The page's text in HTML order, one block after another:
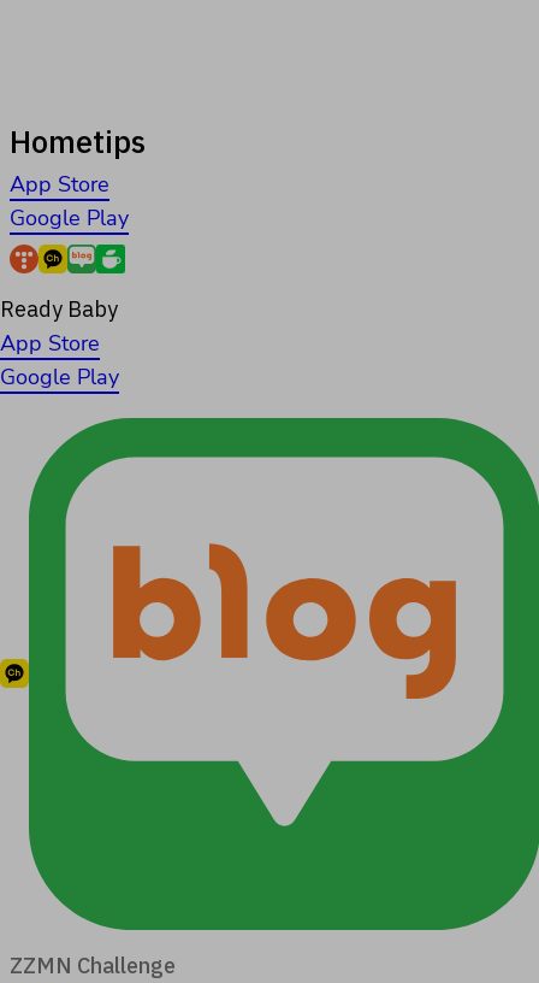
Hometips
App Store
Google Play
Ready Baby
App Store
Google Play
ZZMN Challenge